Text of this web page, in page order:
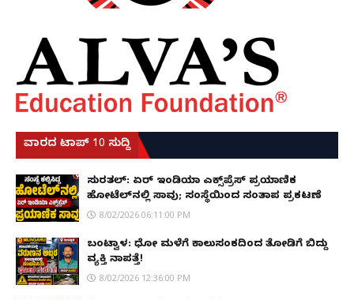
ವಾರದ ಟಾಪ್ 10 ಸುದ್ದಿ
ಸುರತ್ಕಲ್: ಏರ್ ಇಂಡಿಯಾ ಎಕ್ಸ್‌ಪ್ರೆಸ್ ಪ್ರಯಾಣಿಕ
ಹೋಟೆಲ್‌ನಲ್ಲಿ ಸಾವು; ಸಂಸ್ಥೆಯಿಂದ ಸಂತಾಪ ಪ್ರಕಟಣೆ
8/02/2026 06:11:00 PM
ಬಂಟ್ವಾಳ: ಧೋ ಮಳೆಗೆ ಕಾಲುಸಂಕದಿಂದ ತೋಡಿಗೆ ಬಿದ್ದು
ವ್ಯಕ್ತಿ ನಾಪತ್ತೆ!
8/02/2026 12:36:00 PM